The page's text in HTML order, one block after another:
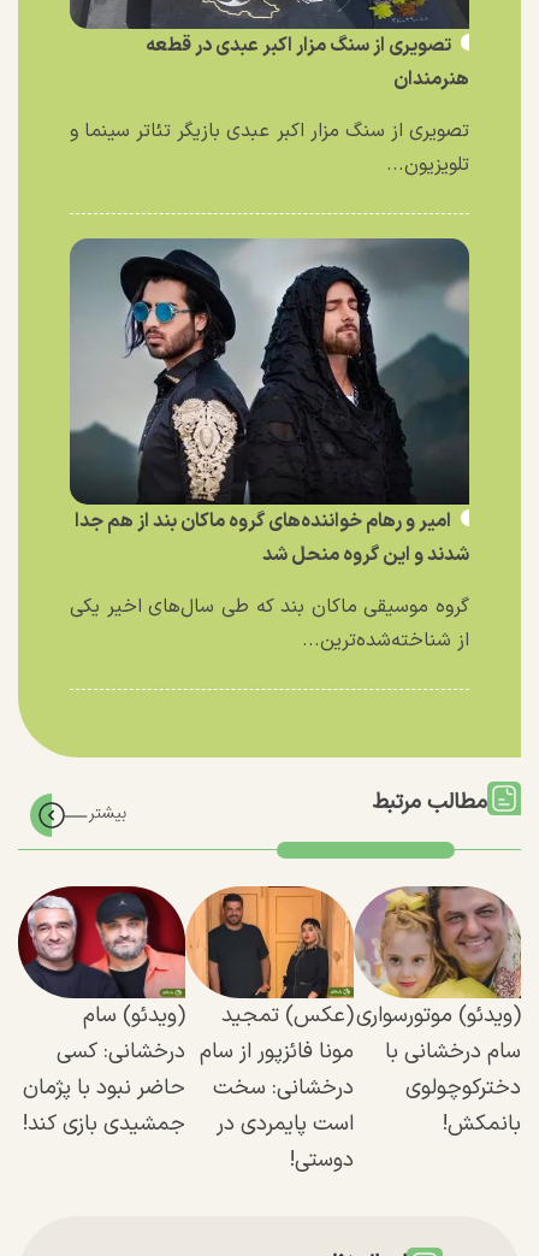
تصویری از سنگ مزار اکبر عبدی در قطعه
هنرمندان
تصویری از سنگ مزار اکبر عبدی بازیگر تئاتر سینما و
تلویزیون...
امیر و رهام خواننده‌های گروه ماکان بند از هم جدا
شدند و این گروه منحل شد
گروه موسیقی ماکان بند که طی سال‌های اخیر یکی
از شناخته‌شده‌ترین...
مطالب مرتبط
(ویدئو) موتورسواری
سام درخشانی با
دخترکوچولوی
بانمکش!
(عکس) تمجید
مونا فائزپور از سام
درخشانی: سخت
است پایمردی در
دوستی!
(ویدئو) سام
درخشانی: کسی
حاضر نبود با پژمان
جمشیدی بازی کند!